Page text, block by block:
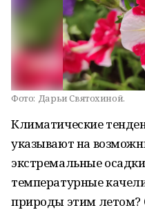
Фото: Дарьи Святохиной.
Климатические
указывают на
экстремальные
температурные
природы этим